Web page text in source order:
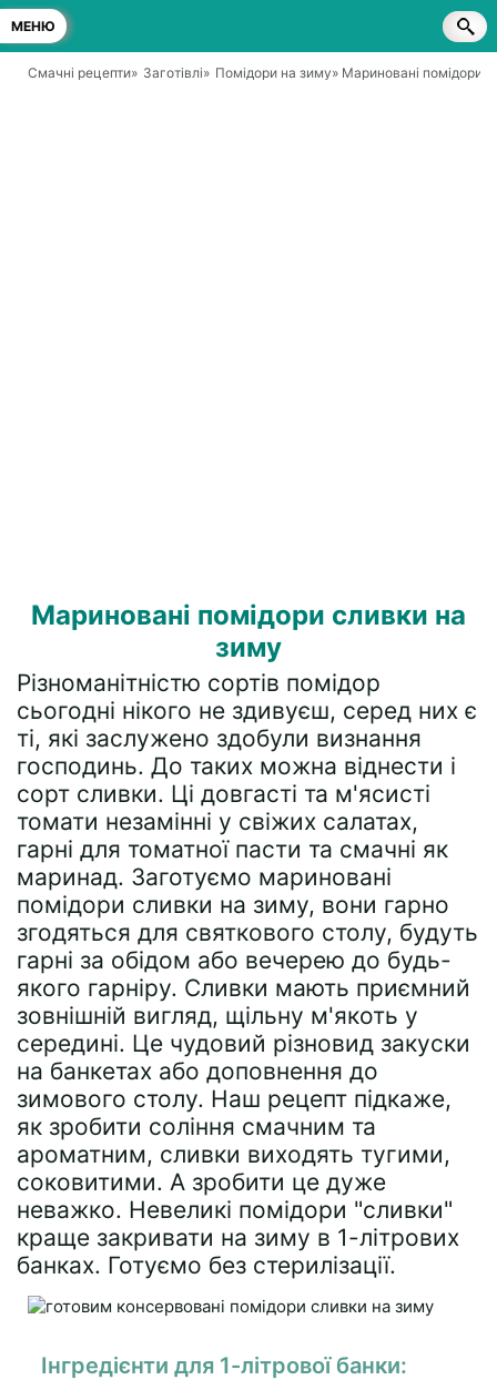
МЕНЮ
Смачні рецепти» Заготівлі» Помідори на зиму» Мариновані помідори
Мариновані помідори сливки на
зиму
Різноманітністю сортів помідор
сьогодні нікого не здивуєш, серед них є
ті, які заслужено здобули визнання
господинь. До таких можна віднести і
сорт сливки. Ці довгасті та м'ясисті
томати незамінні у свіжих салатах,
гарні для томатної пасти та смачні як
маринад. Заготуємо мариновані
помідори сливки на зиму, вони гарно
згодяться для святкового столу, будуть
гарні за обідом або вечерею до будь-
якого гарніру. Сливки мають приємний
зовнішній вигляд, щільну м'якоть у
середині. Це чудовий різновид закуски
на банкетах або доповнення до
зимового столу. Наш рецепт підкаже,
як зробити соління смачним та
ароматним, сливки виходять тугими,
соковитими. А зробити це дуже
неважко. Невеликі помідори "сливки"
краще закривати на зиму в 1-літрових
банках. Готуємо без стерилізації.
Інгредієнти для 1-літрової банки: